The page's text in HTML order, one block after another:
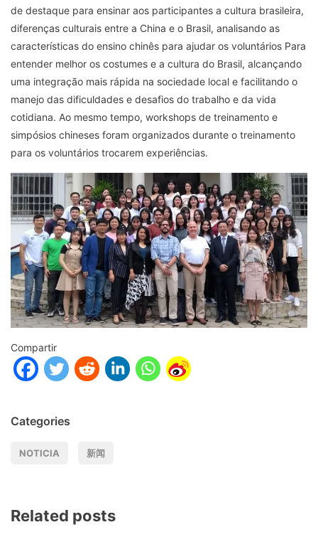
de destaque para ensinar aos participantes a cultura brasileira,
diferenças culturais entre a China e o Brasil, analisando as
características do ensino chinês para ajudar os voluntários Para
entender melhor os costumes e a cultura do Brasil, alcançando
uma integração mais rápida na sociedade local e facilitando o
manejo das dificuldades e desafios do trabalho e da vida
cotidiana. Ao mesmo tempo, workshops de treinamento e
simpósios chineses foram organizados durante o treinamento
para os voluntários trocarem experiências.
Compartir
Categories
NOTICIA 新闻
Related posts